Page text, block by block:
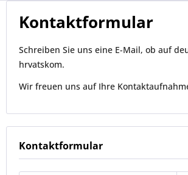
Kontaktformular
Schreiben Sie uns eine E-Mail, ob auf
hrvatskom.
Wir freuen uns auf Ihre
Kontaktformular